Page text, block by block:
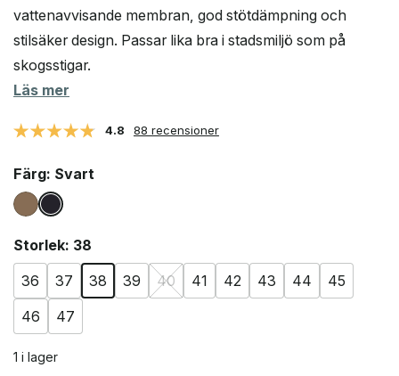
vattenavvisande membran, god stötdämpning och
stilsäker design. Passar lika bra i stadsmiljö som på
skogsstigar.
Läs mer
4.8 88 recensioner
Färg: Svart
Storlek: 38
36
37 38 39 40 41 42 43 44
45
46
47
1 i lager